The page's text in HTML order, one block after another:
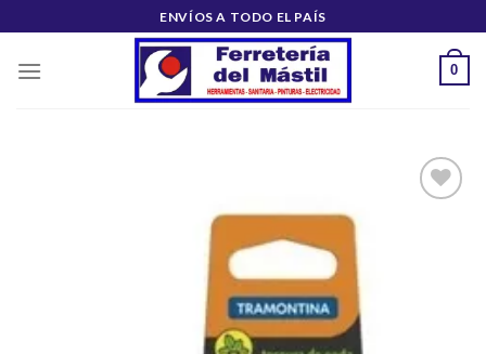
al
contenido
ENVÍOS A TODO EL PAÍS
0